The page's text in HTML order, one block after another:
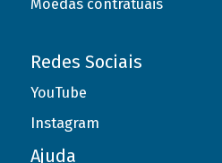
Moedas contratuais
Redes Sociais
YouTube
Instagram
Ajuda